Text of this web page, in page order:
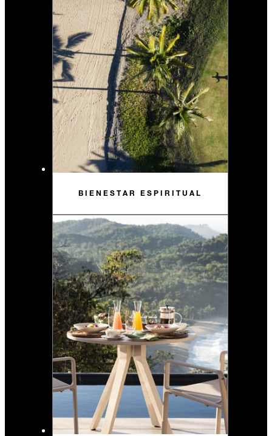
BIENESTAR ESPIRITUAL